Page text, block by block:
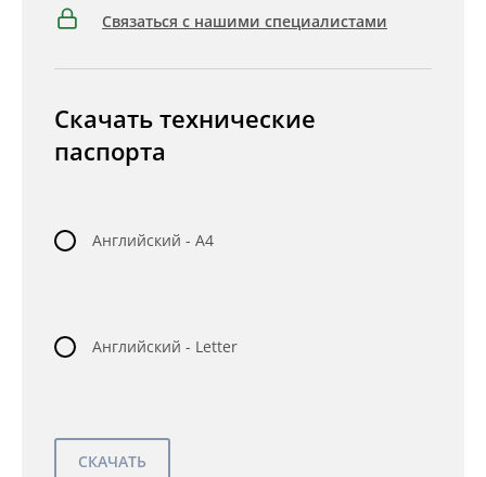
Связаться с нашими специалистами
Скачать технические
паспорта
Английский - A4
Английский - Letter